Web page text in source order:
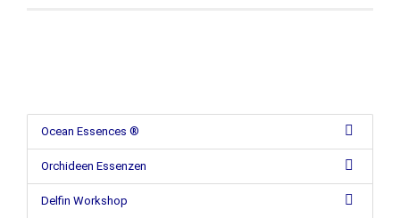
Ocean Essences ®
Orchideen Essenzen
Delfin Workshop